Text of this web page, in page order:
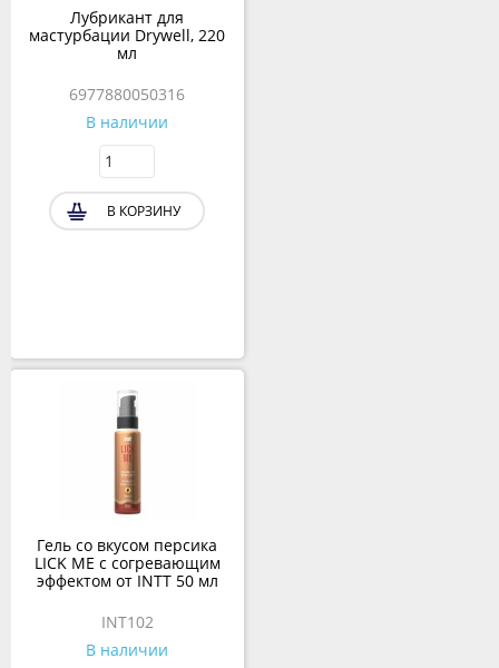
Лубрикант для
мастурбации Drywell, 220
мл
6977880050316
В наличии
В КОРЗИНУ
Гель со вкусом персика
LICK ME с согревающим
эффектом от INTT 50 мл
INT102
В наличии